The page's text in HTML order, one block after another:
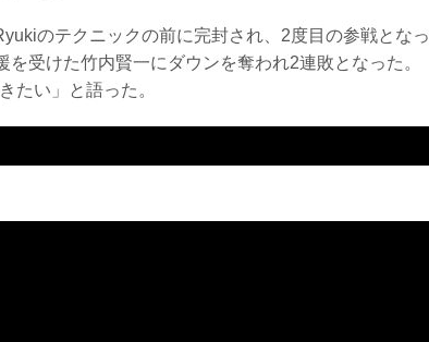
のテクニックの前に完封され、2度目の参戦となっ
受けた竹内賢一にダウンを奪われ2連敗となった。
たい」と語った。